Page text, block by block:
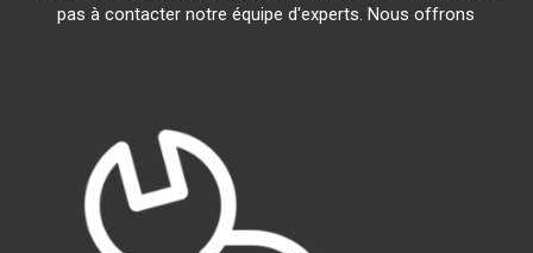
pas à contacter notre équipe d'experts. Nous offrons